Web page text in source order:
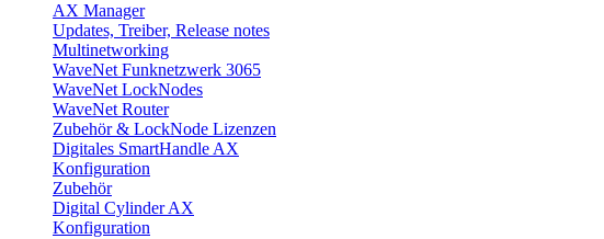
AX Manager
Updates, Treiber, Release notes
Multinetworking
WaveNet Funknetzwerk 3065
WaveNet LockNodes
WaveNet Router
Zubehör & LockNode Lizenzen
Digitales SmartHandle AX
Konfiguration
Zubehör
Digital Cylinder AX
Konfiguration